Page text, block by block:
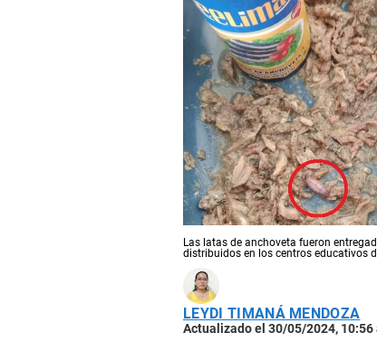
Las latas de anchoveta fueron
distribuidos en los centros educativos
LEYDI TIMANÁ MENDOZA
Actualizado el 30/05/2024, 10:56